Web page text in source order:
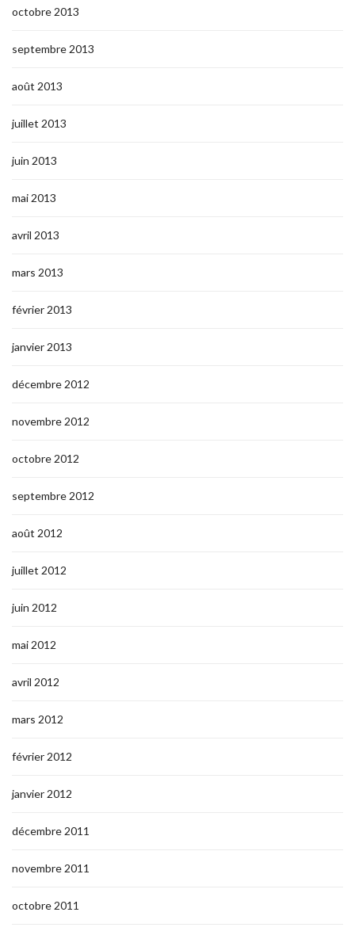
octobre 2013
septembre 2013
août 2013
juillet 2013
juin 2013
mai 2013
avril 2013
mars 2013
février 2013
janvier 2013
décembre 2012
novembre 2012
octobre 2012
septembre 2012
août 2012
juillet 2012
juin 2012
mai 2012
avril 2012
mars 2012
février 2012
janvier 2012
décembre 2011
novembre 2011
octobre 2011